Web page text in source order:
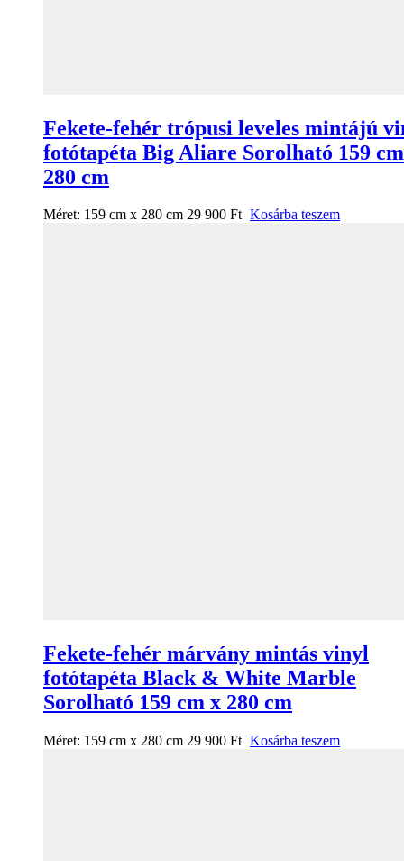
Fekete-fehér trópusi leveles mintájú
fotótapéta Big Aliare Sorolható 159
280 cm
Méret: 159 cm x 280 cm 29 900 Ft Kosárba teszem
Fekete-fehér márvány mintás vinyl
fotótapéta Black & White Marble
Sorolható 159 cm x 280 cm
Méret: 159 cm x 280 cm 29 900 Ft Kosárba teszem